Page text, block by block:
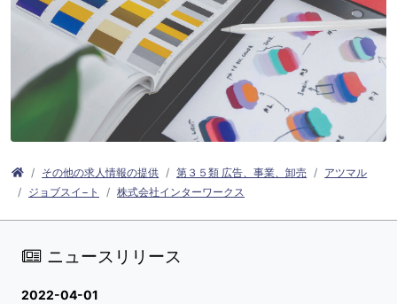
その他の求人情報の提供 第３５類 広告、事業、卸売
アツマル
ジョブスイ−ト
株式会社インターワークス
ニュースリリース
2022-04-01